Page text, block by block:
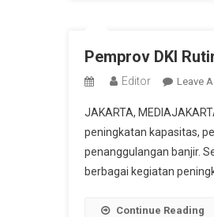
Pemprov DKI
Editor Leave
JAKARTA,
peningkatan kapasitas,
penanggulangan banjir.
berbagai kegiatan
Continue Reading